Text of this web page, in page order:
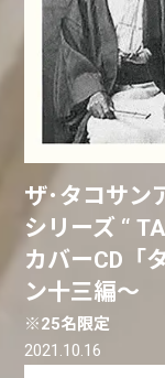
ザ･タコサン
シリーズ “
カバーCD「
ン十三編～
※25名限定
2021.10.16